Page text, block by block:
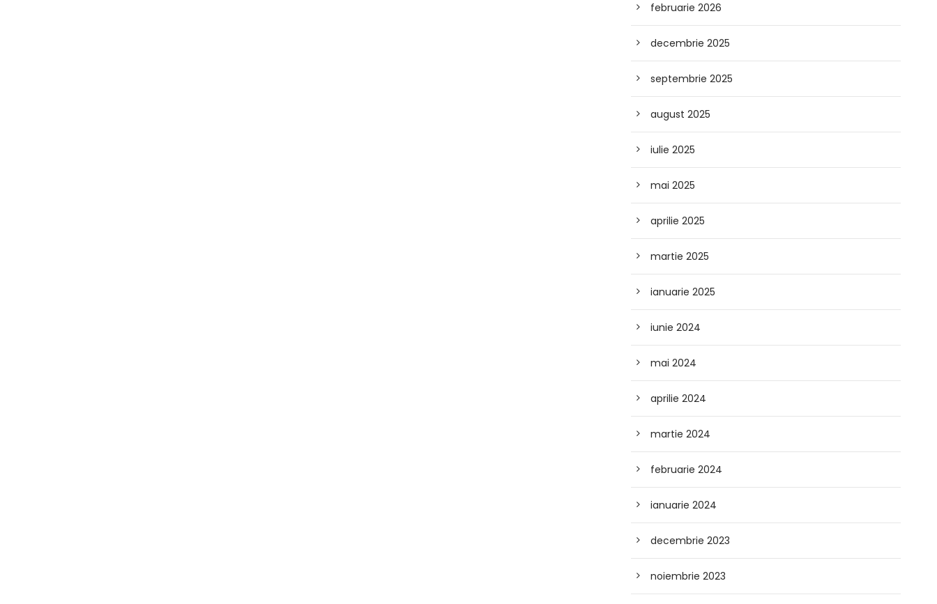
februarie 2026
decembrie 2025
septembrie 2025
august 2025
iulie 2025
mai 2025
aprilie 2025
martie 2025
ianuarie 2025
iunie 2024
mai 2024
aprilie 2024
martie 2024
februarie 2024
ianuarie 2024
decembrie 2023
noiembrie 2023